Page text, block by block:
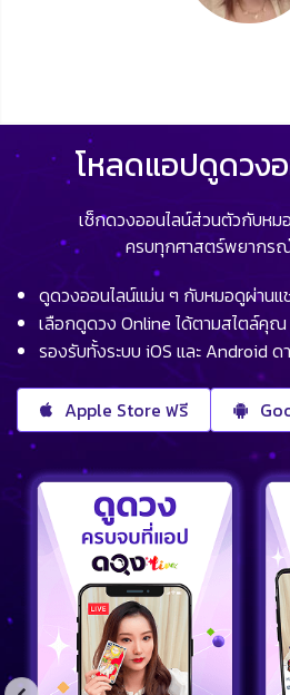
โหลดแอปดูดวง
เช็กดวงออนไลน์ส่วนตัวกับห
ครบทุกศาสตร์พยากรณ์
ดูดวงออนไลน์แม่น ๆ กับหมอดูผ่านแ
เลือกดูดวง Online ได้ตามสไตล์คุ
รองรับทั้งระบบ iOS และ Android ด
Apple Store ฟรี